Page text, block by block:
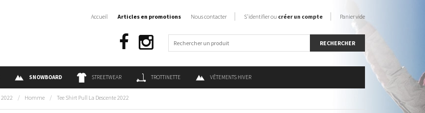
SNOWBOARD STREETWEAR TROTTINETTE VÊTEMENTS HIVER
Accueil Articles en promotions Nous contacter S'identifier ou créer un compte Panier vide
2022 / Homme / Tee Shirt Pull La Descente 2022